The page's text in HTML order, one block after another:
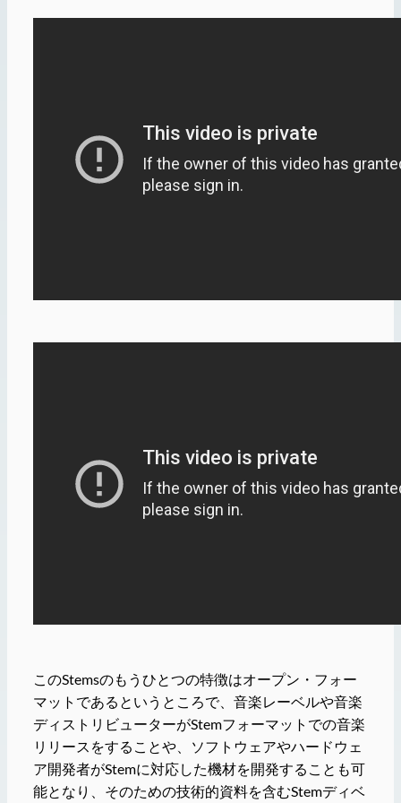
このStemsのもうひとつの特徴はオープン・フォー
マットであるというところで、音楽レーベルや音楽
ディストリビューターがStemフォーマットでの音楽
リリースをすることや、ソフトウェアやハードウェ
ア開発者がStemに対応した機材を開発することも可
能となり、そのための技術的資料を含むStemディベ